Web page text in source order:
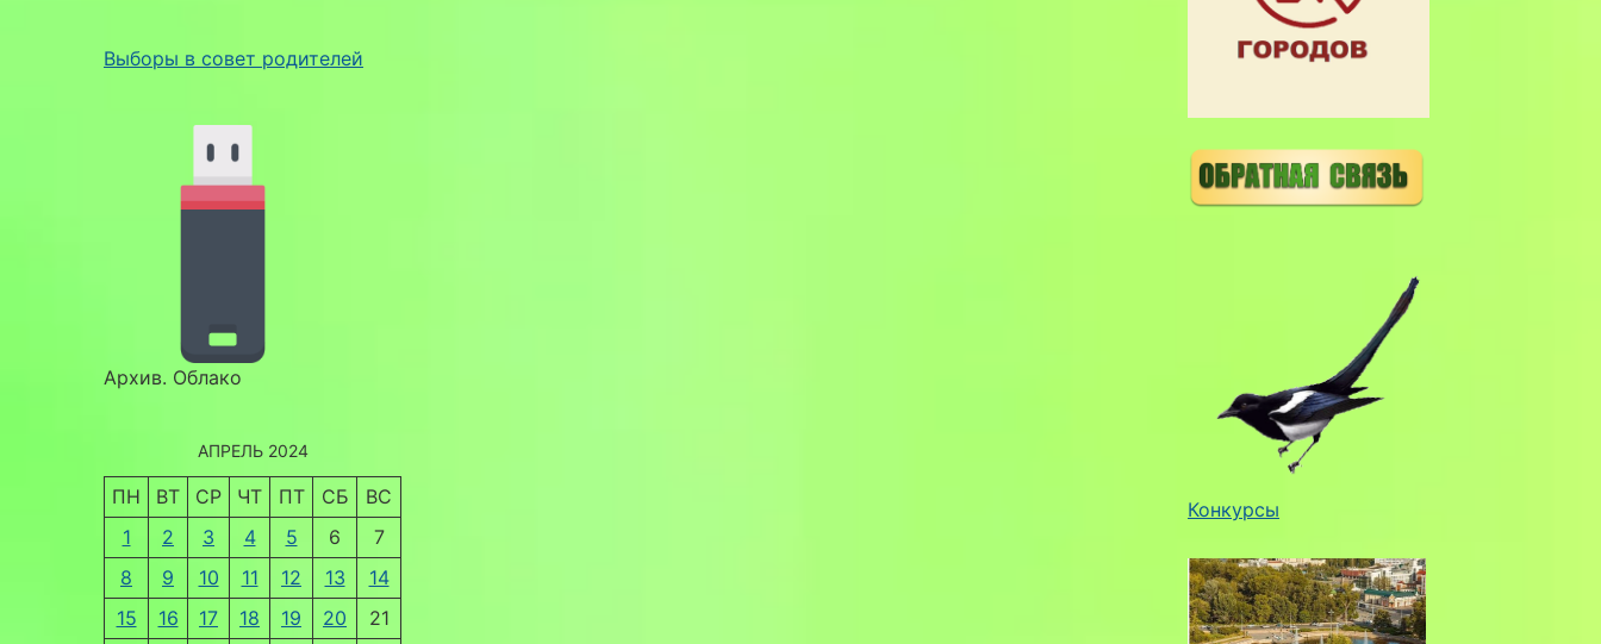
Выборы в совет родителей
Архив. Облако
АПРЕЛЬ 2024
ПН ВТ СР ЧТ ПТ СБ
ВС
1
2 3 4 5 6
7
8
9 10 11 12 13
14
15
16 17 18 19 20
21
Конкурсы